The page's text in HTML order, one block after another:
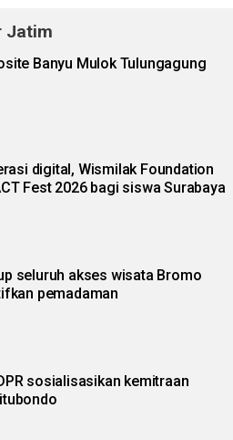
Jatim
Banyu Mulok Tulungagung
digital, Wismilak Foundation
Fest 2026 bagi siswa Surabaya
seluruh akses wisata Bromo
pemadaman
sosialisasikan kemitraan